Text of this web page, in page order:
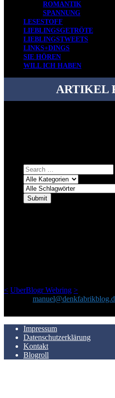
ROMANTIK
SPANNUNG
LESESTOFF
LIEBLINGSGETRÖTE
LIEBLINGSTWEETS
LINKS+DINGS
SIE HÖREN
WILL ICH HABEN
ARTIKEL
< UberBlogr Webring >
Impressum
Datenschutzerklärung
Kontakt
Blogroll